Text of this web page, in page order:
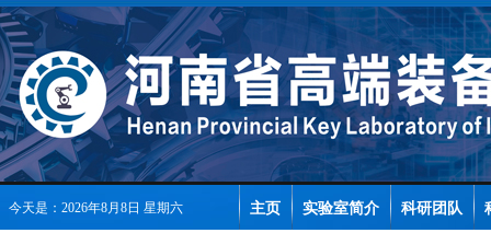
今天是：2026年8月8日 星期六 主页 实验室简介 科研团队